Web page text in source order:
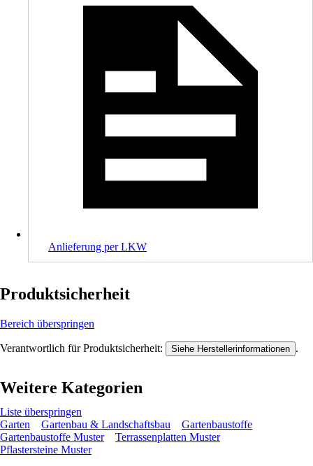
Anlieferung per LKW
Produktsicherheit
Bereich überspringen
Verantwortlich für Produktsicherheit: Siehe Herstellerinformationen .
Weitere Kategorien
Liste überspringen
Garten
Gartenbau & Landschaftsbau
Gartenbaustoffe
Gartenbaustoffe Muster
Terrassenplatten Muster
Pflastersteine Muster